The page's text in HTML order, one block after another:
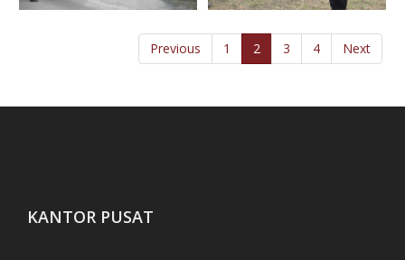
Previous 1 2 3 4 Next
KANTOR PUSAT